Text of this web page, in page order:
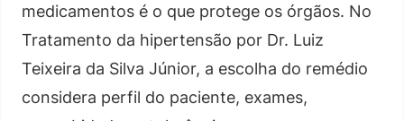
medicamentos é o que protege os órgãos. No
Tratamento da hipertensão por Dr. Luiz
Teixeira da Silva Júnior, a escolha do remédio
considera perfil do paciente, exames,